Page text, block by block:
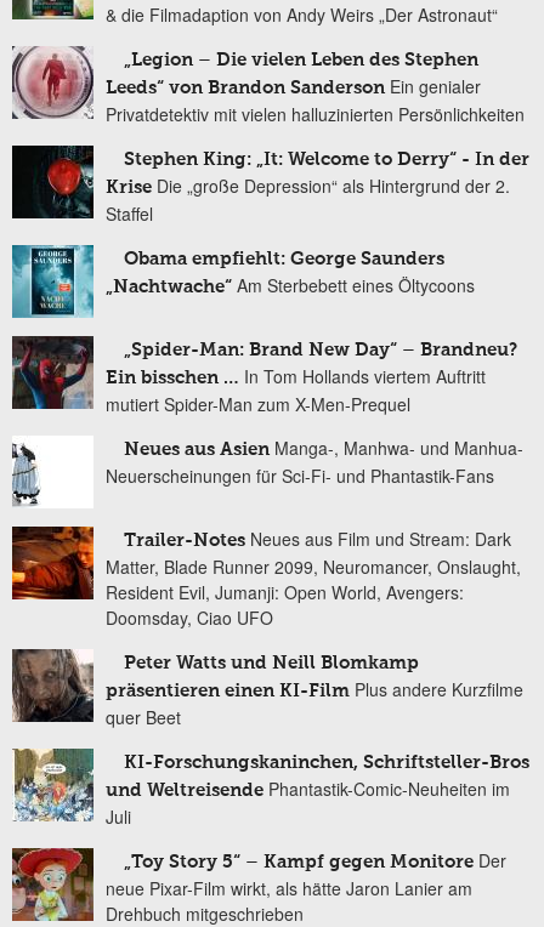
& die Filmadaption von Andy Weirs „Der Astronaut“
„Legion – Die vielen Leben des Stephen
Leeds“ von Brandon Sanderson Ein genialer
Privatdetektiv mit vielen halluzinierten Persönlichkeiten
Stephen King: „It: Welcome to Derry“ - In der
Krise Die „große Depression“ als Hintergrund der 2.
Staffel
Obama empfiehlt: George Saunders
„Nachtwache“ Am Sterbebett eines Öltycoons
„Spider-Man: Brand New Day“ – Brandneu?
Ein bisschen … In Tom Hollands viertem Auftritt
mutiert Spider-Man zum X-Men-Prequel
Neues aus Asien Manga-, Manhwa- und Manhua-
Neuerscheinungen für Sci-Fi- und Phantastik-Fans
Trailer-Notes Neues aus Film und Stream: Dark
Matter, Blade Runner 2099, Neuromancer, Onslaught,
Resident Evil, Jumanji: Open World, Avengers:
Doomsday, Ciao UFO
Peter Watts und Neill Blomkamp
präsentieren einen KI-Film Plus andere Kurzfilme
quer Beet
KI-Forschungskaninchen, Schriftsteller-Bros
und Weltreisende Phantastik-Comic-Neuheiten im
Juli
„Toy Story 5“ – Kampf gegen Monitore Der
neue Pixar-Film wirkt, als hätte Jaron Lanier am
Drehbuch mitgeschrieben